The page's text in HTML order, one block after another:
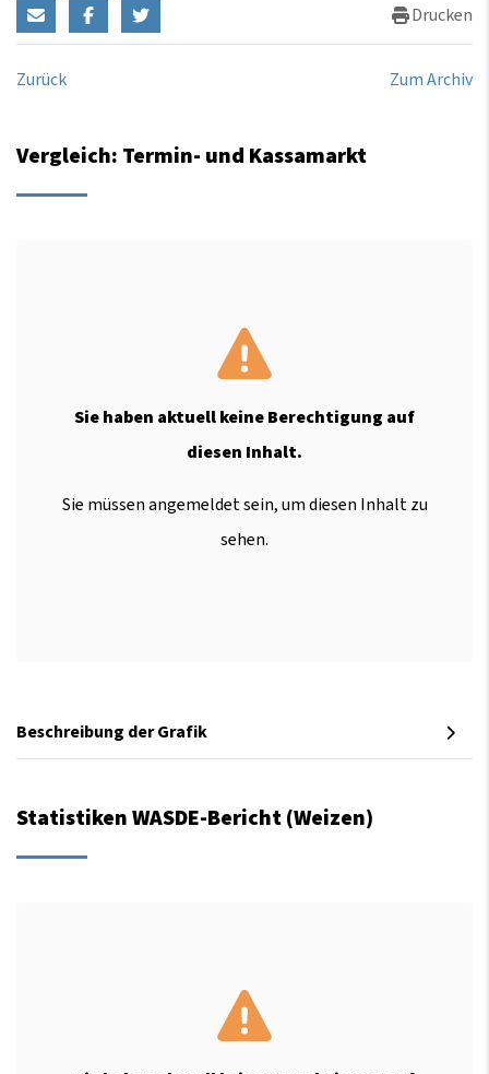
Drucken
Zurück Zum Archiv
Vergleich: Termin- und Kassamarkt
Sie haben aktuell keine Berechtigung auf
diesen Inhalt.
Sie müssen angemeldet sein, um diesen Inhalt zu
sehen.
Beschreibung der Grafik
Statistiken WASDE-Bericht (Weizen)